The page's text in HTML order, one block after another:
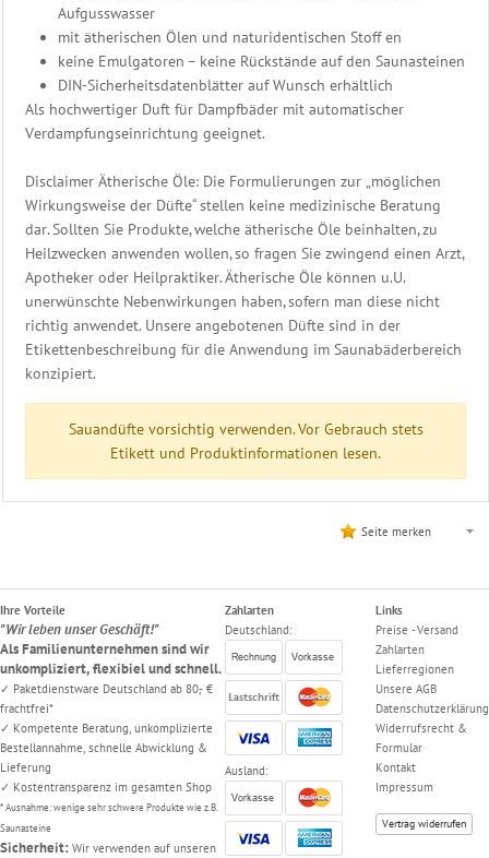
Aufgusswasser
mit ätherischen Ölen und naturidentischen Stoff en
keine Emulgatoren – keine Rückstände auf den Saunasteinen
DIN-Sicherheitsdatenblätter auf Wunsch erhältlich
Als hochwertiger Duft für Dampfbäder mit automatischer
Verdampfungseinrichtung geeignet.
Disclaimer Ätherische Öle: Die Formulierungen zur „möglichen
Wirkungsweise der Düfte“ stellen keine medizinische Beratung
dar. Sollten Sie Produkte, welche ätherische Öle beinhalten, zu
Heilzwecken anwenden wollen, so fragen Sie zwingend einen Arzt,
Apotheker oder Heilpraktiker. Ätherische Öle können u.U.
unerwünschte Nebenwirkungen haben, sofern man diese nicht
richtig anwendet. Unsere angebotenen Düfte sind in der
Etikettenbeschreibung für die Anwendung im Saunabäderbereich
konzipiert.
Sauandüfte vorsichtig verwenden. Vor Gebrauch stets
Etikett und Produktinformationen lesen.
Seite merken
Sauna-
Schilder
Badetafel
Birkenreisig
Saunabürsten
Sauna
Kopfstütze
Leuchten
Bodenroste
Fußbadewanne
Schwallldusche
Kneippschlauch
Eimer
Schwalldusche
Regendusche
Stachelbrause
Tauchbecken
von
Blumenberg
Tauchbecken
Ihre Vorteile
"Wir leben unser Geschäft!"
Als Familienunternehmen sind wir
unkompliziert, flexibiel und schnell.
✓ Paketdienstware Deutschland ab 80,- €
frachtfrei*
✓ Kompetente Beratung, unkomplizierte
Bestellannahme, schnelle Abwicklung &
Lieferung
✓ Kostentransparenz im gesamten Shop
* Ausnahme: wenige sehr schwere Produkte wie z.B.
Saunasteine
Sicherheit: Wir verwenden auf unseren
Zahlarten
Deutschland:
Ausland:
Links
Preise - Versand
Zahlarten
Lieferregionen
Unsere AGB
Datenschutzerklärung
Widerrufsrecht &
Formular
Kontakt
Impressum
Vertrag widerrufen